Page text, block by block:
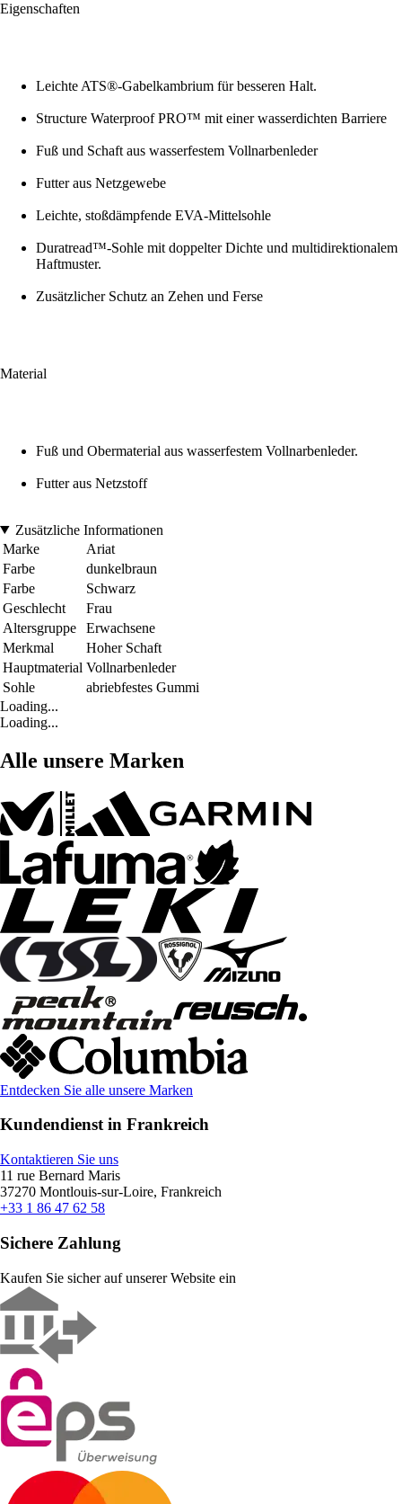
Eigenschaften
Leichte ATS®-Gabelkambrium für besseren Halt.
Structure Waterproof PRO™ mit einer wasserdichten Barriere
Fuß und Schaft aus wasserfestem Vollnarbenleder
Futter aus Netzgewebe
Leichte, stoßdämpfende EVA-Mittelsohle
Duratread™-Sohle mit doppelter Dichte und multidirektionalem
Haftmuster.
Zusätzlicher Schutz an Zehen und Ferse
Material
Fuß und Obermaterial aus wasserfestem Vollnarbenleder.
Futter aus Netzstoff
Zusätzliche Informationen
Marke
Ariat
Farbe
dunkelbraun
Farbe
Schwarz
Geschlecht
Frau
Altersgruppe
Erwachsene
Merkmal
Hoher Schaft
Hauptmaterial Vollnarbenleder
Sohle
abriebfestes Gummi
Loading...
Loading...
Alle unsere Marken
Entdecken Sie alle unsere Marken
Kundendienst in Frankreich
Kontaktieren Sie uns
11 rue Bernard Maris
37270 Montlouis-sur-Loire, Frankreich
+33 1 86 47 62 58
Sichere Zahlung
Kaufen Sie sicher auf unserer Website ein